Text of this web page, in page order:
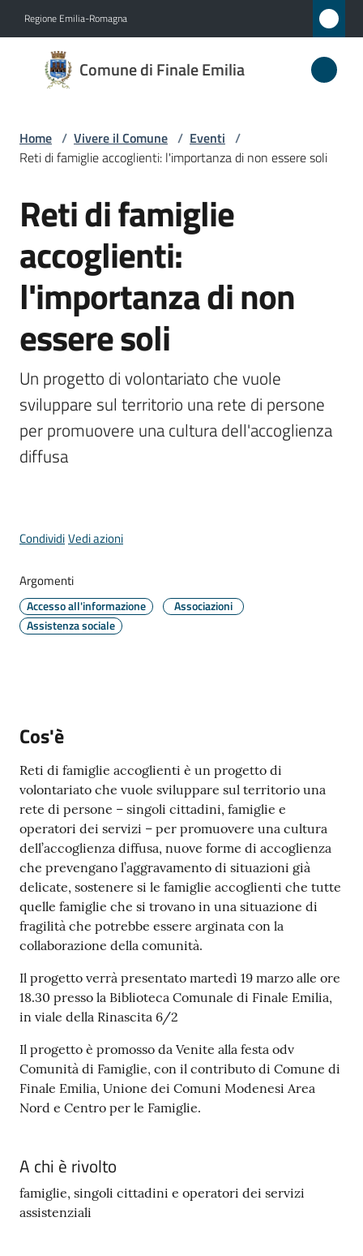
Regione Emilia-Romagna
Comune di Finale Emilia
Comune
di
Emilia
Amministrazione
Servizi
Vivere
il
Comune
Menu selezionato
A
l
e
r
t
e
Sportello
telematico
SUE
Tutti
gli
argomenti...
Seguici
su
Home / Vivere il Comune / Eventi /
Reti di famiglie accoglienti: l'importanza di non essere soli
Salta al contenuto
Reti di famiglie
accoglienti:
l'importanza di non
essere soli
Un progetto di volontariato che vuole
sviluppare sul territorio una rete di persone
per promuovere una cultura dell'accoglienza
diffusa
CondividiVedi azioni
Argomenti
Accesso all'informazione
Associazioni
Assistenza sociale
Cos'è
Reti di famiglie accoglienti è un progetto di
volontariato che vuole sviluppare sul territorio una
rete di persone – singoli cittadini, famiglie e
operatori dei servizi – per promuovere una cultura
dell’accoglienza diffusa, nuove forme di accoglienza
che prevengano l’aggravamento di situazioni già
delicate, sostenere si le famiglie accoglienti che tutte
quelle famiglie che si trovano in una situazione di
fragilità che potrebbe essere arginata con la
collaborazione della comunità.
Il progetto verrà presentato martedì 19 marzo alle ore
18.30 presso la Biblioteca Comunale di Finale Emilia,
in viale della Rinascita 6/2
Il progetto è promosso da Venite alla festa odv
Comunità di Famiglie, con il contributo di Comune di
Finale Emilia, Unione dei Comuni Modenesi Area
Nord e Centro per le Famiglie.
A chi è rivolto
famiglie, singoli cittadini e operatori dei servizi
assistenziali